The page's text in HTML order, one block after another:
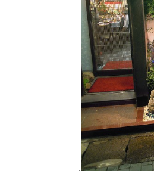
.